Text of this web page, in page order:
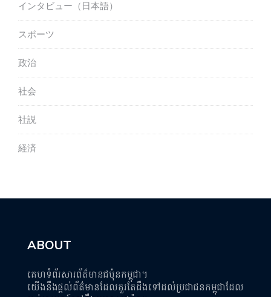
インタビュー（日本語）
スポーツ
政治
社会
社説
経済
ABOUT
គេហទំព័រសារព័ត៌មានជប៉ុនកម្ពុជា។
យើងនឹងផ្តល់ព័ត៌មានដែលគួរតែដឹងទៅដល់ប្រជាជនកម្ពុជាដែល